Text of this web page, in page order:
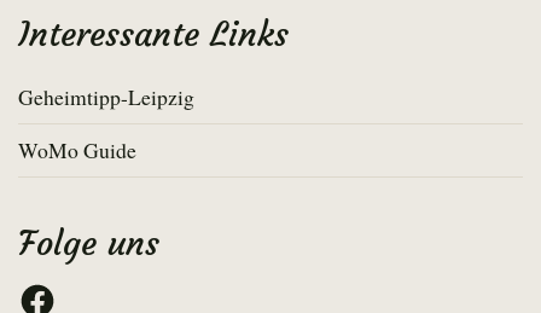
Interessante Links
Geheimtipp-Leipzig
WoMo Guide
Folge uns
Facebook